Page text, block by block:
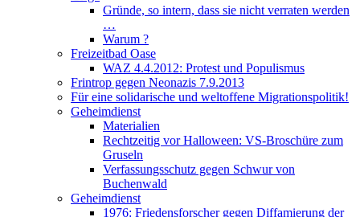
Gründe, so intern, dass sie nicht verraten werden
…
Warum ?
Freizeitbad Oase
WAZ 4.4.2012: Protest und Populismus
Frintrop gegen Neonazis 7.9.2013
Für eine solidarische und weltoffene Migrationspolitik!
Geheimdienst
Materialien
Rechtzeitig vor Halloween: VS-Broschüre zum
Gruseln
Verfassungsschutz gegen Schwur von
Buchenwald
Geheimdienst
1976: Friedensforscher gegen Diffamierung der